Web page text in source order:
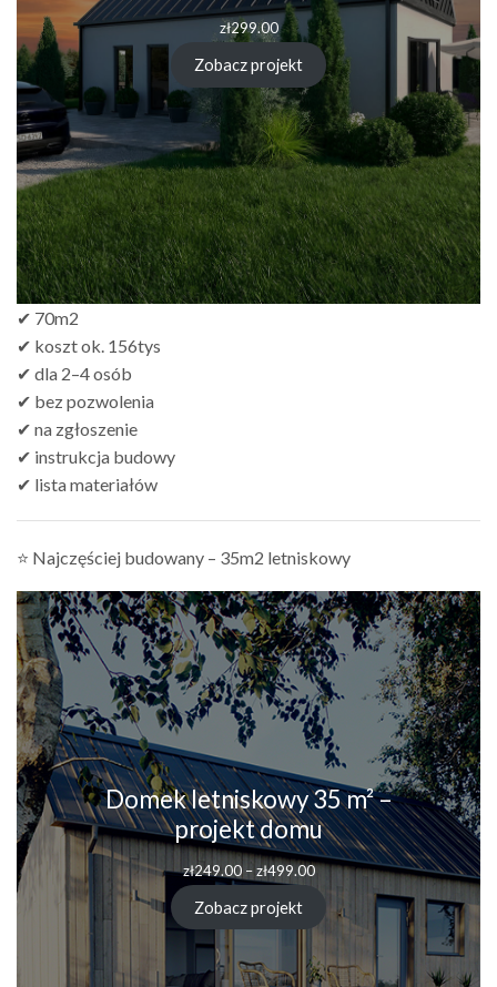
zł299.00
Zobacz projekt
✔ 70m2
✔ koszt ok. 156tys
✔ dla 2–4 osób
✔ bez pozwolenia
✔ na zgłoszenie
✔ instrukcja budowy
✔ lista materiałów
⭐ Najczęściej budowany – 35m2 letniskowy
Domek letniskowy 35 m² –
projekt domu
zł249.00 – zł499.00
Zobacz projekt